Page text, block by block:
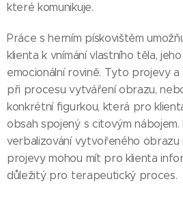
které komunikuje.
Práce s herním pískovištěm
klienta k vnímání vlastního těla,
emocionální rovině. Tyto projevy
při procesu vytváření obrazu,
konkrétní figurkou, která pro
obsah spojený s citovým
verbalizování vytvořeného obrazu
projevy mohou mít pro klienta
důležitý pro terapeutický proces.